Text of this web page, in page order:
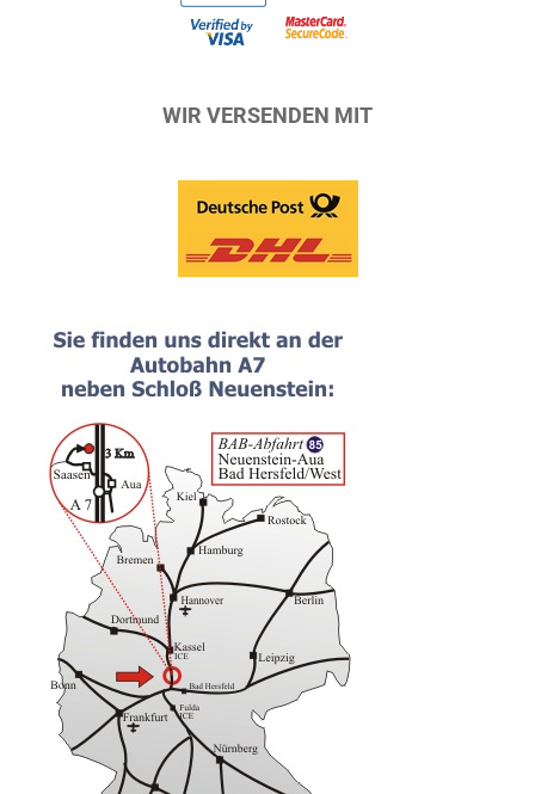
WIR VERSENDEN MIT